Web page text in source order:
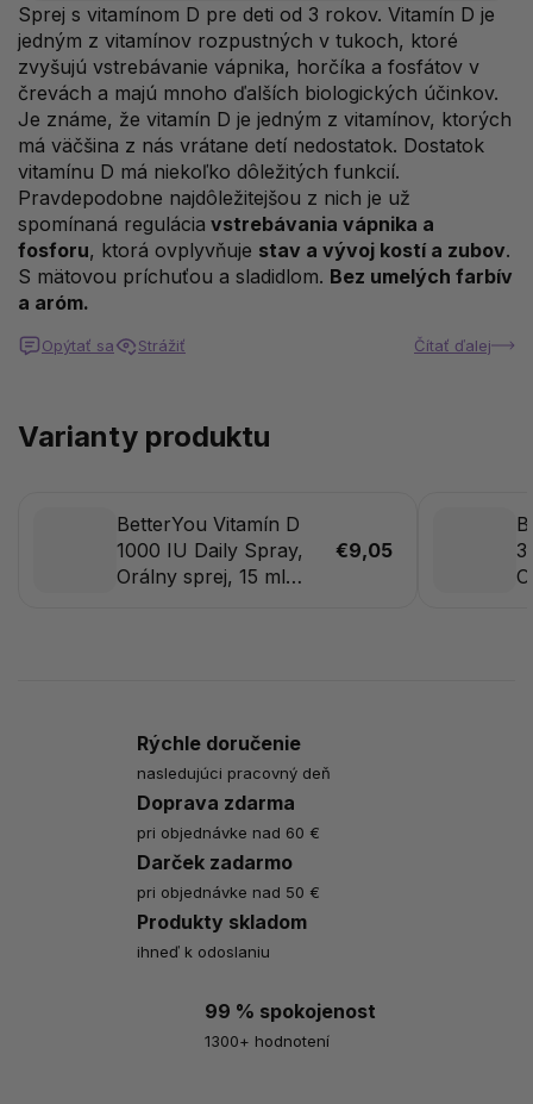
Sprej s vitamínom D pre deti od 3 rokov. Vitamín D je
jedným z vitamínov rozpustných v tukoch, ktoré
zvyšujú vstrebávanie vápnika, horčíka a fosfátov v
črevách a majú mnoho ďalších biologických účinkov.
Je známe, že vitamín D je jedným z vitamínov, ktorých
má väčšina z nás vrátane detí nedostatok. Dostatok
vitamínu D má niekoľko dôležitých funkcií.
Pravdepodobne najdôležitejšou z nich je už
spomínaná regulácia vstrebávania vápnika a
fosforu, ktorá ovplyvňuje stav a vývoj kostí a zubov.
S mätovou príchuťou a sladidlom. Bez umelých farbív
a aróm.
Čítať ďalej
Opýtať sa Strážiť
Varianty produktu
BetterYou Vitamín D
1000 IU Daily Spray,
Orálny sprej, 15 ml
€9,05
Rýchle doručenie
nasledujúci pracovný deň
Doprava zdarma
pri objednávke nad 60 €
Darček zadarmo
pri objednávke nad 50 €
Produkty skladom
ihneď k odoslaniu
99 % spokojenost
1300+ hodnotení